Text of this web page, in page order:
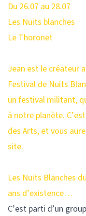
Du 26.07 au 28.07
Les Nuits blanches
Le Thoronet
Jean est le créateur
Festival de Nuits
un festival militant,
à notre planète.
des Arts, et vous
site.
Les Nuits Blanches
ans d’existence…
C’est parti d’un